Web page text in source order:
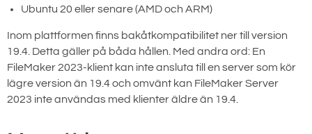
Ubuntu 20 eller senare (AMD och ARM)
Inom plattformen finns bakåtkompatibilitet ner till version
19.4. Detta gäller på båda hållen. Med andra ord: En
FileMaker 2023-klient kan inte ansluta till en server som kör
lägre version än 19.4 och omvänt kan FileMaker Server
2023 inte användas med klienter äldre än 19.4.